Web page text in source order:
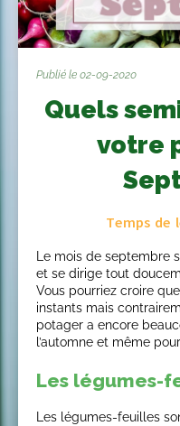
Publié le 02-09-2020
Quels
votre
Temps de
Le mois de septembre
et se dirige tout
Vous pourriez croire
instants mais
potager a encore
l’automne et même pour
Les légumes-
Les légumes-feuilles